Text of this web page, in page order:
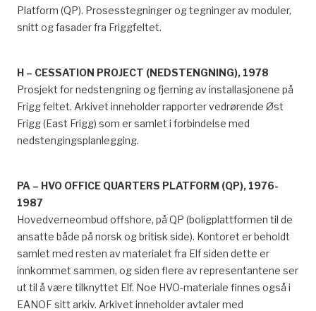
Platform (QP). Prosesstegninger og tegninger av moduler,
snitt og fasader fra Friggfeltet.
H – CESSATION PROJECT (NEDSTENGNING), 1978
Prosjekt for nedstengning og fjerning av installasjonene på
Frigg feltet. Arkivet inneholder rapporter vedrørende Øst
Frigg (East Frigg) som er samlet i forbindelse med
nedstengingsplanlegging.
PA – HVO OFFICE QUARTERS PLATFORM (QP), 1976-
1987
Hovedverneombud offshore, på QP (boligplattformen til de
ansatte både på norsk og britisk side). Kontoret er beholdt
samlet med resten av materialet fra Elf siden dette er
innkommet sammen, og siden flere av representantene ser
ut til å være tilknyttet Elf. Noe HVO-materiale finnes også i
EANOF sitt arkiv. Arkivet inneholder avtaler med